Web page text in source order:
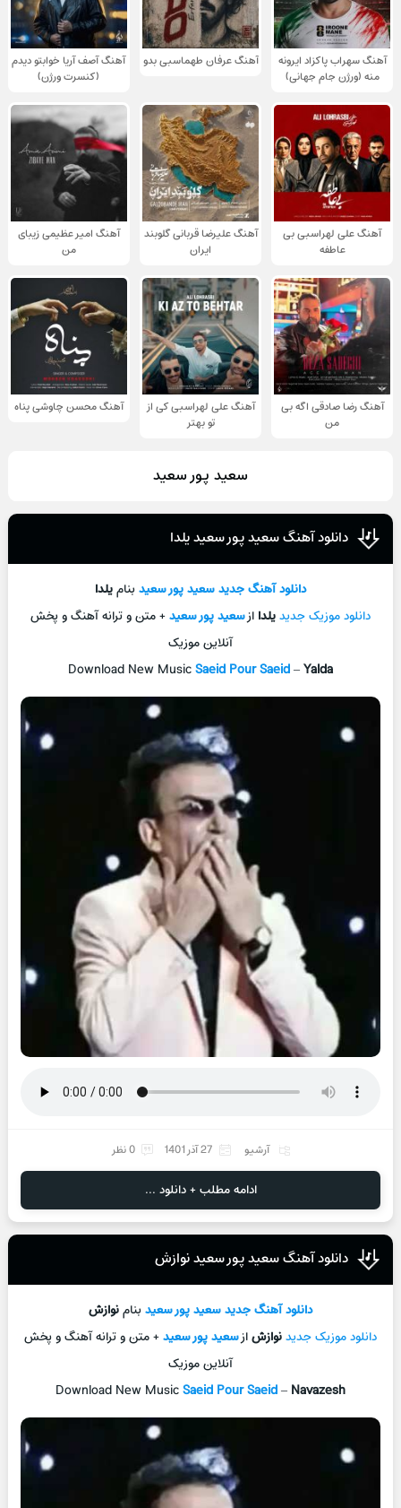
آهنگ سهراب پاکزاد ایرونه
منه (ورژن جام جهانی)
آهنگ عرفان طهماسبی بدو
آهنگ آصف آریا خوابتو دیدم
(کنسرت ورژن)
آهنگ علی لهراسبی بی
عاطفه
آهنگ علیرضا قربانی گلوبند
ایران
آهنگ امیر عظیمی زیبای
من
آهنگ رضا صادقی اگه بی
من
آهنگ علی لهراسبی کی از
تو ‌بهتر
آهنگ محسن چاوشی پناه
سعید پور سعید
دانلود آهنگ سعید پور سعید یلدا
دانلود آهنگ جدیدسعید پور سعیدبنامیلدا
دانلود موزیک جدیدیلدا ازسعید پور سعید+ متن و ترانه آهنگ و پخش
آنلاین موزیک
Download New MusicSaeid Pour Saeid–Yalda
آرشیو 27 آذر 1401 0 نظر
ادامه مطلب + دانلود ...
دانلود آهنگ سعید پور سعید نوازش
دانلود آهنگ جدیدسعید پور سعیدبنامنوازش
دانلود موزیک جدیدنوازشازسعید پور سعید+ متن و ترانه آهنگ و پخش
آنلاین موزیک
Download New MusicSaeid Pour Saeid– Navazesh